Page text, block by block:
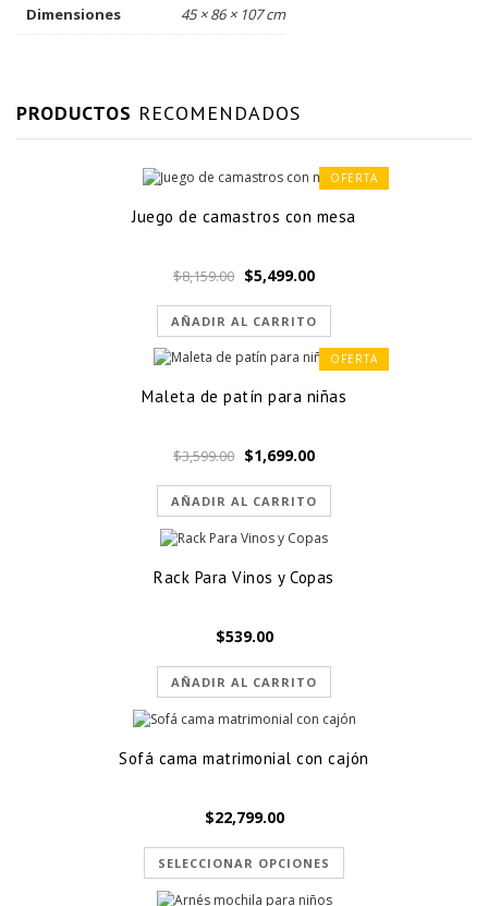
Dimensiones 45 × 86 × 107 cm
PRODUCTOS RECOMENDADOS
OFERTA
Juego de camastros con mesa
$8,159.00 El
original
era:
$8,159.00.
$5,499.00El
actual
es:
$5,499.00.
AÑADIR AL CARRITO
OFERTA
Maleta de patín para niñas
$3,599.00 El
original
era:
$3,599.00.
$1,699.00El
actual
es:
$1,699.00.
AÑADIR AL CARRITO
Rack Para Vinos y Copas
$539.00
AÑADIR AL CARRITO
Sofá cama matrimonial con cajón
$22,799.00
SELECCIONAR OPCIONES